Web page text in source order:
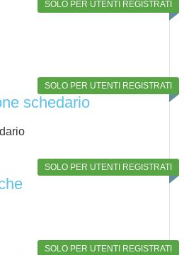
SOLO PER UTENTI REGISTRATI
SOLO PER UTENTI REGISTRATI
schedario
SOLO PER UTENTI REGISTRATI
SOLO PER UTENTI REGISTRATI